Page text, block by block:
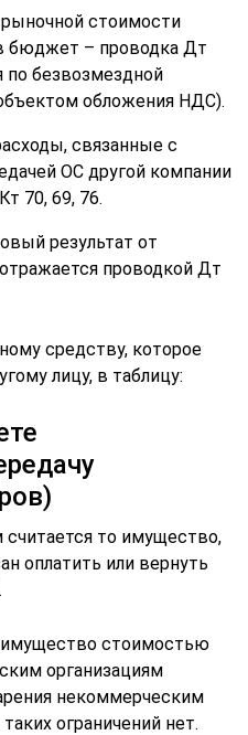
стоимости
бюджет – проводка Дт
по безвозмездной
обложения НДС).
связанные с
ОС другой компании
70, 69, 76.
результат от
проводкой Дт
средству, которое
лицу, в таблицу:
то имущество,
оплатить или вернуть
стоимостью
организациям
некоммерческим
ограничений нет.